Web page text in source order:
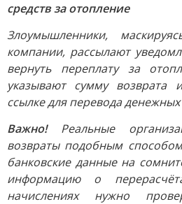
средств за отопление
Злоумышленники,
компании, рассылают
вернуть переплату за
указывают сумму возврата
ссылке для перевода денежных
Важно! Реальные
возвраты подобным
банковские данные на
информацию о
начислениях нужно